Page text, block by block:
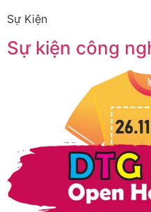
Sự Kiện
Sự kiện công